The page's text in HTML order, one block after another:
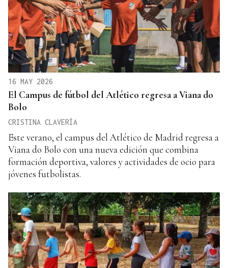
16 MAY 2026
El Campus de fútbol del Atlético regresa a Viana do
Bolo
CRISTINA CLAVERÍA
Este verano, el campus del Atlético de Madrid regresa a
Viana do Bolo con una nueva edición que combina
formación deportiva, valores y actividades de ocio para
jóvenes futbolistas.